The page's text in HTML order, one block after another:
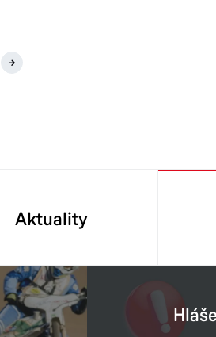
Aktuality